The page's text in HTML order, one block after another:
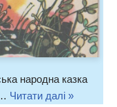
народна казка
Читати далі »